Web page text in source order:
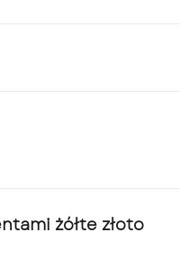
żółte złoto